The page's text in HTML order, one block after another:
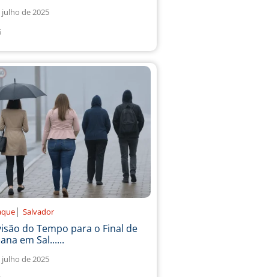
julho de 2025
| Salvador
do Tempo para o Final de
em Sal......
julho de 2025